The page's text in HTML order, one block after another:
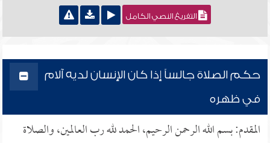
التفريغ النصي الكامل
حكم الصلاة جالساً إذا كان الإنسان لديه آلام
في ظهره
المقدم: بسم الله الرحمن الرحيم، الحمد لله رب العالمين، والصلاة